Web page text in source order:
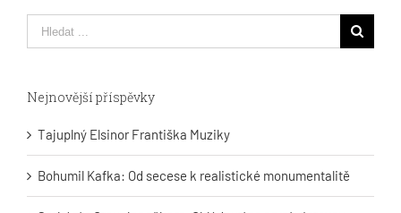
Hledat
...
Nejnovější příspěvky
Tajuplný Elsinor Františka Muziky
Bohumil Kafka: Od secese k realistické monumentalitě